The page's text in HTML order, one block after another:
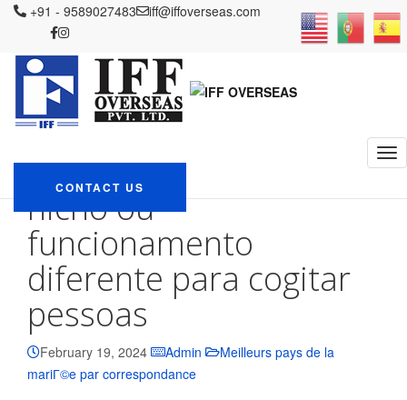
+91 - 9589027483 iff@iffoverseas.com
CONTACT US
IFF OVERSEAS Blog
Meilleurs pays de la mariГ©e par
correspondance
Todo app possui suas particularidades, incluindo
divisao por nicho ou funcionamento diferente para cogitar pessoas
Todo app possui suas
particularidades,
incluindo divisao por
nicho ou
funcionamento
diferente para cogitar
pessoas
February 19, 2024 Admin
Meilleurs pays de la
mariГ©e par correspondance